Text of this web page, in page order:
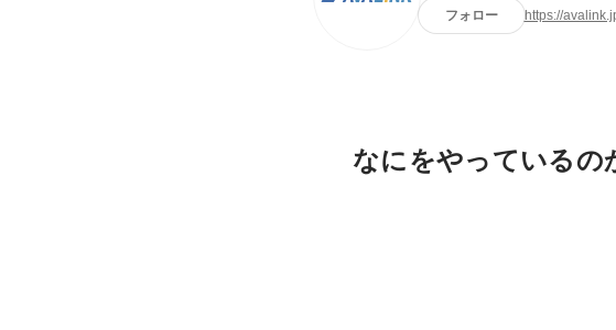
フォロー https://
なにをやっているの